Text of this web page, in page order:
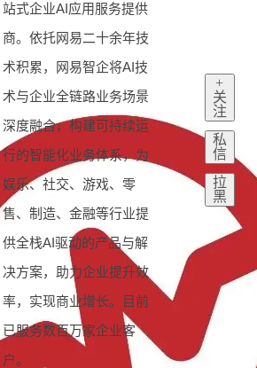
站式企业AI应用服务提供
商。依托网易二十余年技
术积累，网易智企将AI技
术与企业全链路业务场景
深度融合，构建可持续运
行的智能化业务体系，为
娱乐、社交、游戏、零
售、制造、金融等行业提
供全栈AI驱动的产品与解
决方案，助力企业提升效
率，实现商业增长。目前
已服务数百万家企业客
户。
+
关
注
私
信
拉
黑